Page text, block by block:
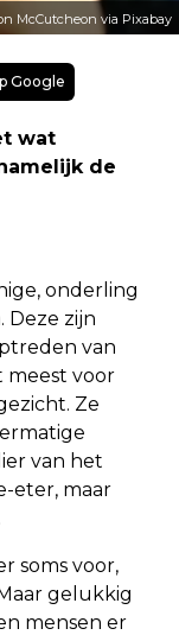
McCutcheon via Pixabay
Google
wat
de
onderling
Deze zijn
van
meest voor
Ze
van het
eter, maar
soms voor,
gelukkig
mensen er